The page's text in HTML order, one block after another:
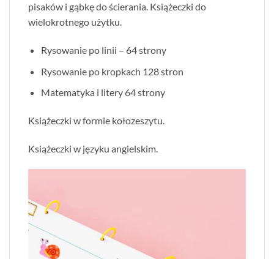
pisaków i gąbkę do ścierania. Książeczki do
wielokrotnego użytku.
Rysowanie po linii – 64 strony
Rysowanie po kropkach 128 stron
Matematyka i litery 64 strony
Książeczki w formie kołozeszytu.
Książeczki w języku angielskim.